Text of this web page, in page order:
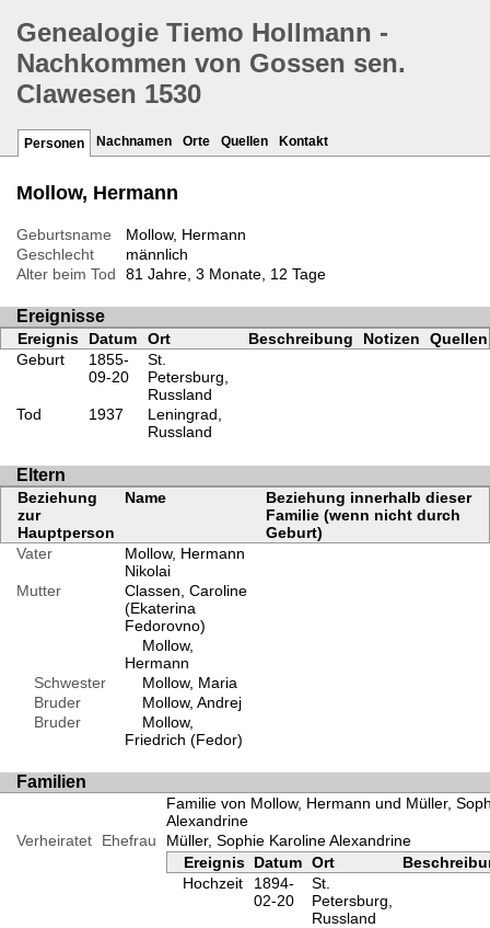
Genealogie Tiemo Hollmann -
Nachkommen von Gossen sen.
Clawesen 1530
Personen Nachnamen Orte Quellen Kontakt
Mollow, Hermann
Geburtsname
Mollow, Hermann
Geschlecht
männlich
Alter beim Tod
81 Jahre, 3 Monate, 12 Tage
Ereignisse
Ereignis Datum Ort Beschreibung Notizen
Quellen
Geburt
1855-
09-20
St.
Petersburg,
Russland
Tod
1937
Leningrad,
Russland
Eltern
Beziehung
zur
Hauptperson
Name
Beziehung innerhalb dieser
Familie (wenn nicht durch
Geburt)
Vater
Mollow, Hermann
Nikolai
Mutter
Classen, Caroline
(Ekaterina
Fedorovno)
Mollow,
Hermann
Schwester
Mollow, Maria
Bruder
Mollow, Andrej
Bruder
Mollow,
Friedrich (Fedor)
Familien
Familie von Mollow, Hermann und Müller,
Alexandrine
Verheiratet
Ehefrau
Müller, Sophie Karoline Alexandrine
Ereignis Datum Ort
Hochzeit
1894-
02-20
St.
Petersburg,
Russland